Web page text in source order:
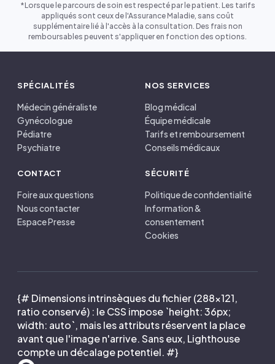
*Lorsque le parcours de soin est respecté par le patient. Les tarifs
appliqués sont ceux de l'Assurance Maladie, sans coût
supplémentaire lié à l'accès à la consultation. Des frais non
remboursables peuvent s'appliquer en fonction des options.
SPÉCIALITÉS
Médecin généraliste
Gynécologue
Pédiatre
Psychiatre
NOS SERVICES
Blog médical
Équipe médicale
Tarifs et remboursement
Conseils médicaux
CONTACT
Foire aux questions
Nous contacter
Espace Presse
SÉCURITÉ
Politique de confidentialité
Information &
consentement
Cookies
{# Dimensions intrinsèques du fichier (288×121,
ratio conservé) : le CSS impose `height: 36px;
width: auto`, mais les attributs réservent la place
avant que l'image n'arrive. Sans eux, Lighthouse
compte un décalage potentiel. #}